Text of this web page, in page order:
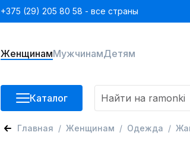
+375 (29) 205 80 58 - все страны
ЖенщинамМужчинамДетям
Каталог
Главная Женщинам Одежда